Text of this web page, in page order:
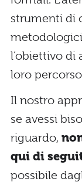
strumenti di
l’obiettivo di
loro
Il nostro
se avessi
riguardo,
qui di
possibile